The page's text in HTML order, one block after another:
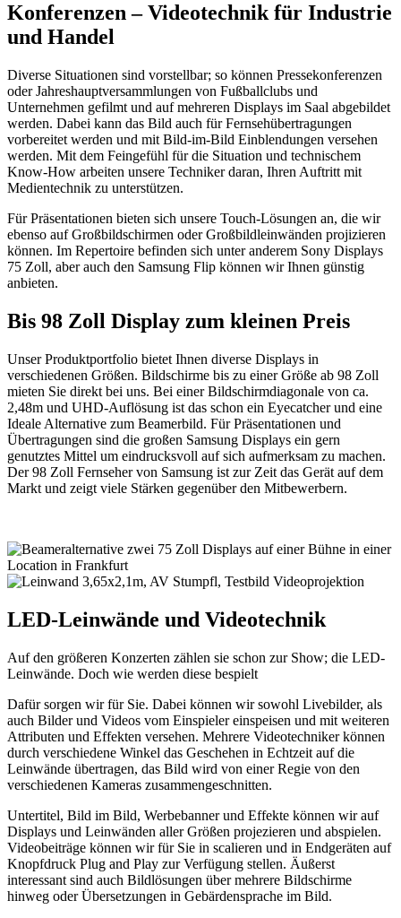
Konferenzen – Videotechnik für Industrie
und Handel
Diverse Situationen sind vorstellbar; so können Pressekonferenzen
oder Jahreshauptversammlungen von Fußballclubs und
Unternehmen gefilmt und auf mehreren Displays im Saal abgebildet
werden. Dabei kann das Bild auch für Fernsehübertragungen
vorbereitet werden und mit Bild-im-Bild Einblendungen versehen
werden. Mit dem Feingefühl für die Situation und technischem
Know-How arbeiten unsere Techniker daran, Ihren Auftritt mit
Medientechnik zu unterstützen.
Für Präsentationen bieten sich unsere Touch-Lösungen an, die wir
ebenso auf Großbildschirmen oder Großbildleinwänden projizieren
können. Im Repertoire befinden sich unter anderem Sony Displays
75 Zoll, aber auch den Samsung Flip können wir Ihnen günstig
anbieten.
Bis 98 Zoll Display zum kleinen Preis
Unser Produktportfolio bietet Ihnen diverse Displays in
verschiedenen Größen. Bildschirme bis zu einer Größe ab 98 Zoll
mieten Sie direkt bei uns. Bei einer Bildschirmdiagonale von ca.
2,48m und UHD-Auflösung ist das schon ein Eyecatcher und eine
Ideale Alternative zum Beamerbild. Für Präsentationen und
Übertragungen sind die großen Samsung Displays ein gern
genutztes Mittel um eindrucksvoll auf sich aufmerksam zu machen.
Der 98 Zoll Fernseher von Samsung ist zur Zeit das Gerät auf dem
Markt und zeigt viele Stärken gegenüber den Mitbewerbern.
LED-Leinwände und Videotechnik
Auf den größeren Konzerten zählen sie schon zur Show; die LED-
Leinwände. Doch wie werden diese bespielt
Dafür sorgen wir für Sie. Dabei können wir sowohl Livebilder, als
auch Bilder und Videos vom Einspieler einspeisen und mit weiteren
Attributen und Effekten versehen. Mehrere Videotechniker können
durch verschiedene Winkel das Geschehen in Echtzeit auf die
Leinwände übertragen, das Bild wird von einer Regie von den
verschiedenen Kameras zusammengeschnitten.
Untertitel, Bild im Bild, Werbebanner und Effekte können wir auf
Displays und Leinwänden aller Größen projezieren und abspielen.
Videobeiträge können wir für Sie in scalieren und in Endgeräten auf
Knopfdruck Plug and Play zur Verfügung stellen. Äußerst
interessant sind auch Bildlösungen über mehrere Bildschirme
hinweg oder Übersetzungen in Gebärdensprache im Bild.